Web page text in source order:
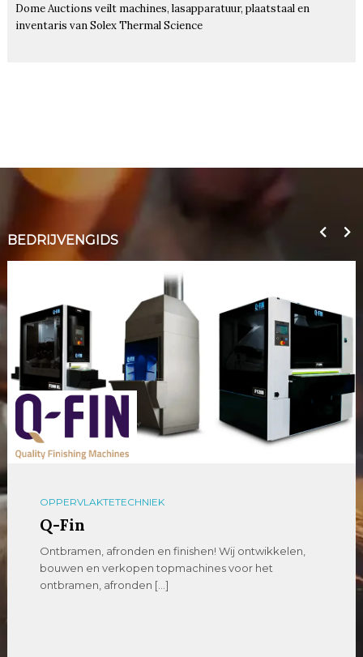
Dome Auctions veilt machines, lasapparatuur, plaatstaal en
inventaris van Solex Thermal Science
BEDRIJVENGIDS
OPPERVLAKTETECHNIEK
Q-Fin
Ontbramen, afronden en finishen! Wij ontwikkelen,
bouwen en verkopen topmachines voor het
ontbramen, afronden […]